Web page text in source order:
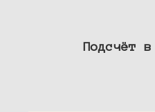
Подсчёт в